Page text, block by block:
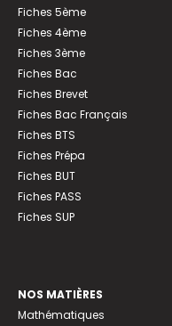
Fiches 5ème
Fiches 4ème
Fiches 3ème
Fiches Bac
Fiches Brevet
Fiches Bac Français
Fiches BTS
Fiches Prépa
Fiches BUT
Fiches PASS
Fiches SUP
NOS MATIÈRES
Mathématiques